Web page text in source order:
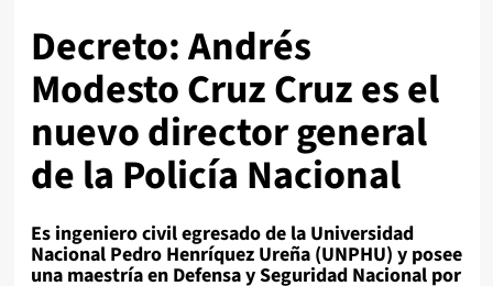
Decreto: Andrés
Modesto Cruz Cruz es el
nuevo director general
de la Policía Nacional
Es ingeniero civil egresado de la Universidad
Nacional Pedro Henríquez Ureña (UNPHU) y posee
una maestría en Defensa y Seguridad Nacional por